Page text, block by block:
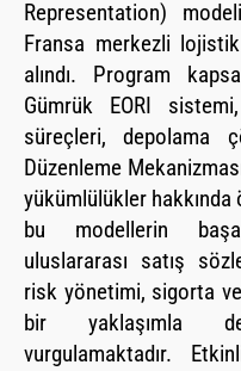
Representation)
Fransa merkezli
alındı. Program
Gümrük EORI
süreçleri, depolama
Düzenleme
yükümlülükler hakkında
bu modellerin
uluslararası satış
risk yönetimi, sigorta ve
bir yaklaşımla
vurgulamaktadır.